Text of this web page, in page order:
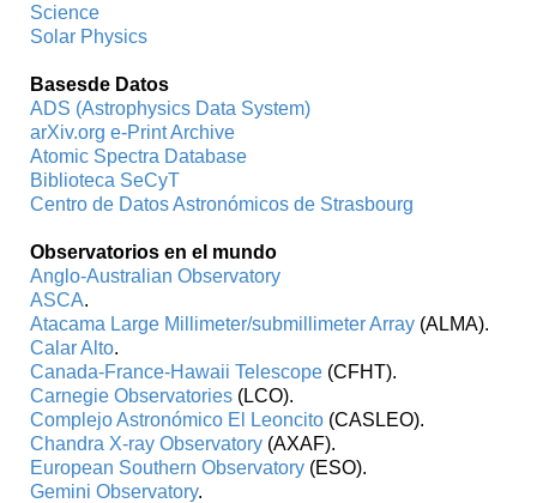
Science
Solar Physics
Basesde Datos
ADS (Astrophysics Data System)
arXiv.org e-Print Archive
Atomic Spectra Database
Biblioteca SeCyT
Centro de Datos Astronómicos de Strasbourg
Observatorios en el mundo
Anglo-Australian Observatory
ASCA.
Atacama Large Millimeter/submillimeter Array (ALMA).
Calar Alto.
Canada-France-Hawaii Telescope (CFHT).
Carnegie Observatories (LCO).
Complejo Astronómico El Leoncito (CASLEO).
Chandra X-ray Observatory (AXAF).
European Southern Observatory (ESO).
Gemini Observatory.